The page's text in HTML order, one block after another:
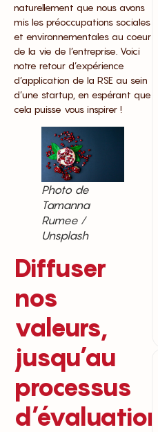
naturellement que nous avons
mis les préoccupations sociales
et environnementales au coeur
de la vie de l’entreprise. Voici
notre retour d’expérience
d’application de la RSE au sein
d’une startup, en espérant que
cela puisse vous inspirer !
Photo de
Tamanna
Rumee /
Unsplash
Diffuser
nos
valeurs,
jusqu’au
processus
d’évaluation